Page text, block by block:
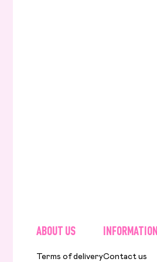
ABOUT US
Terms of delivery
INFORMATION
Contact us